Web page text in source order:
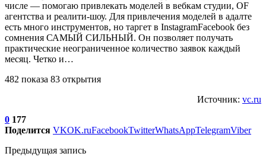
числе — помогаю привлекать моделей в вебкам студии, OF
агентства и реалити-шоу. Для привлечения моделей в адалте
есть много инструментов, но таргет в InstagramFacebook без
сомнения САМЫЙ СИЛЬНЫЙ. Он позволяет получать
практические неограниченное количество заявок каждый
месяц. Четко и…
482 показа 83 открытия
Источник: vc.ru
0 177
Поделится VKOK.ruFacebookTwitterWhatsAppTelegramViber
Предыдущая запись